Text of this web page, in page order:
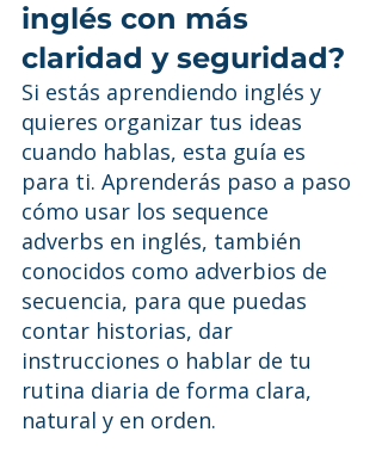
inglés con más
claridad y seguridad?
Si estás aprendiendo inglés y
quieres organizar tus ideas
cuando hablas, esta guía es
para ti. Aprenderás paso a paso
cómo usar los sequence
adverbs en inglés, también
conocidos como adverbios de
secuencia, para que puedas
contar historias, dar
instrucciones o hablar de tu
rutina diaria de forma clara,
natural y en orden.